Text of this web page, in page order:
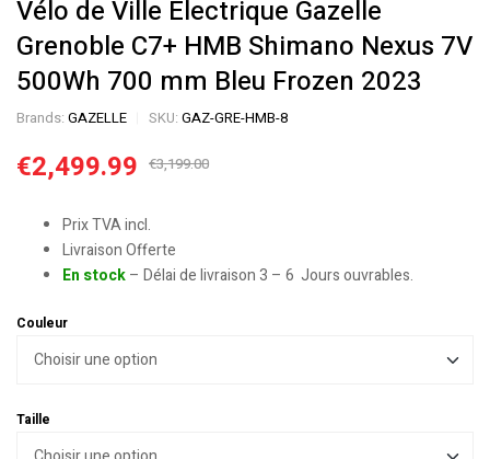
Vélo de Ville Électrique Gazelle
Grenoble C7+ HMB Shimano Nexus 7V
500Wh 700 mm Bleu Frozen 2023
Brands: GAZELLE SKU: GAZ-GRE-HMB-8
€3,199.00
€2,499.99
Prix TVA incl.
Livraison Offerte
En stock– Délai de livraison 3 – 6 Jours ouvrables.
Couleur
Taille